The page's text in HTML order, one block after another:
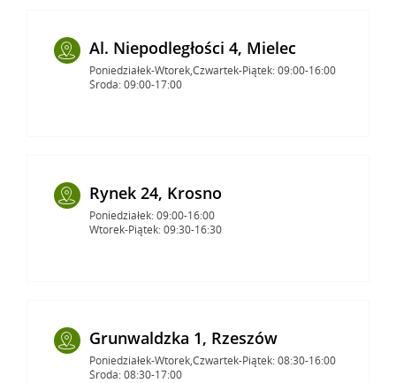
Al. Niepodległości 4, Mielec
Poniedziałek-Wtorek,Czwartek-Piątek: 09:00-16:00
Środa: 09:00-17:00
Rynek 24, Krosno
Poniedziałek: 09:00-16:00
Wtorek-Piątek: 09:30-16:30
Grunwaldzka 1, Rzeszów
Poniedziałek-Wtorek,Czwartek-Piątek: 08:30-16:00
Środa: 08:30-17:00